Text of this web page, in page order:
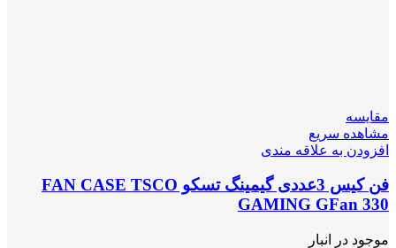
مقایسه
مشاهده سریع
افزودن به علاقه مندی
فن کیس 3عددی گیمینگ تسکو FAN CASE TSCO
GAMING GFan 330
موجود در انبار